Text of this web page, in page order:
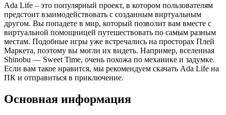
Ada Life – это популярный проект, в котором пользователям
предстоит взаимодействовать с созданным виртуальным
другом. Вы попадете в мир, который позволит вам вместе с
виртуальной помощницей путешествовать по самым разным
местам. Подобные игры уже встречались на просторах Плей
Маркета, поэтому вы могли их видеть. Например, вселенная
Shinobu — Sweet Time, очень похожа по механике и задумке.
Если вам такое нравится, мы рекомендуем скачать Ada Life на
ПК и отправиться в приключение.
Основная информация